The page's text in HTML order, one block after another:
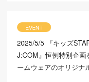
EVENT
2025/5/5 『キッズ
J:COM』恒例特別企画
ームウェアのオリジナ